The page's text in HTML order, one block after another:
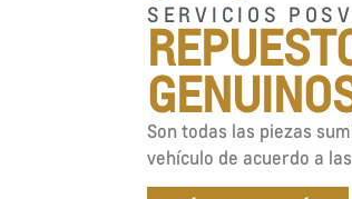
SERVICIOS
Son todas las piezas
vehículo de acuerdo a